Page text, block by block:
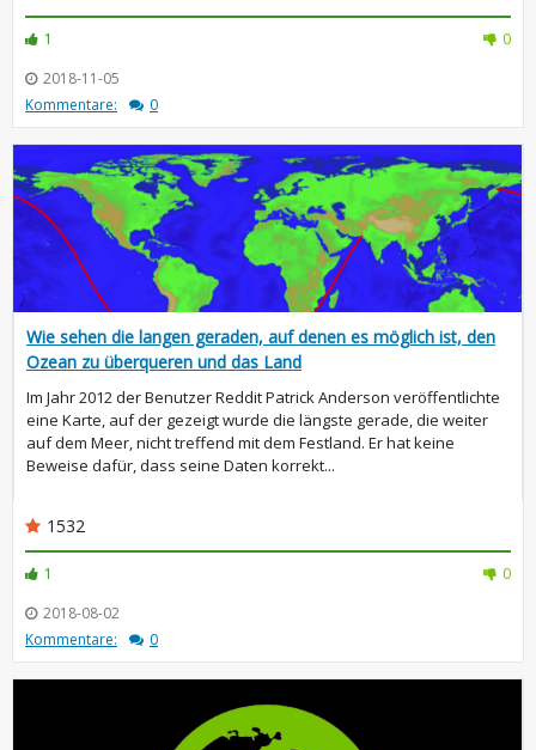
1
0
2018-11-05
Kommentare:
0
Wie sehen die langen geraden, auf denen es möglich ist, den
Ozean zu überqueren und das Land
Im Jahr 2012 der Benutzer Reddit Patrick Anderson veröffentlichte
eine Karte, auf der gezeigt wurde die längste gerade, die weiter
auf dem Meer, nicht treffend mit dem Festland. Er hat keine
Beweise dafür, dass seine Daten korrekt...
1532
1
0
2018-08-02
Kommentare:
0